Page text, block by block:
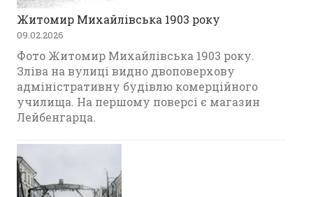
Житомир Михайлівська 1903 року
09.02.2026
Фото Житомир Михайлівська 1903 року.
Зліва на вулиці видно двоповерхову
адміністративну будівлю комерційного
училища. На першому поверсі є магазин
Лейбенгарца.